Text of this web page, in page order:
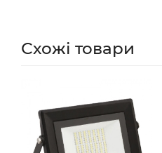
Схожі товари